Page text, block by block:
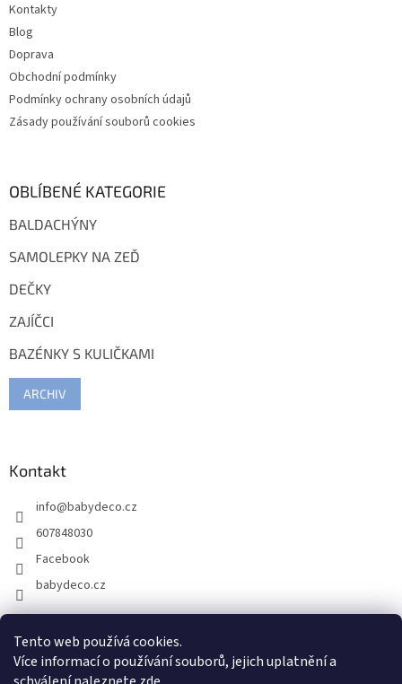
Tento web používá cookies.
Více informací o používání souborů, jejich uplatnění a
Kontakty
Blog
Doprava
Obchodní podmínky
Podmínky ochrany osobních údajů
Zásady používání souborů cookies
OBLÍBENÉ KATEGORIE
BALDACHÝNY
SAMOLEPKY NA ZEĎ
DEČKY
ZAJÍČCI
BAZÉNKY S KULIČKAMI
ARCHIV
Kontakt
info@babydeco.cz
607848030
Facebook
babydeco.cz